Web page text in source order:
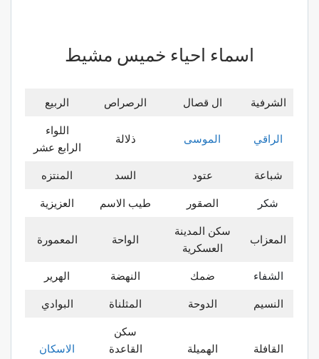
اسماء احياء خميس مشيط
الشرفية ال قصال الرصراص الربيع
الراقي الموسى ذلالة
اللواء
الرابع عشر
شباعة عتود السد المنتزه
شكر الصقور طيب الاسم العزيزية
المعزاب
سكن المدينة
العسكرية
الواحة المعمورة
الشفاء ضمك النهضة الهرير
النسيم الدوحة المثلناة البوادي
القافلة الهميلة
سكن
القاعدة
الاسكان